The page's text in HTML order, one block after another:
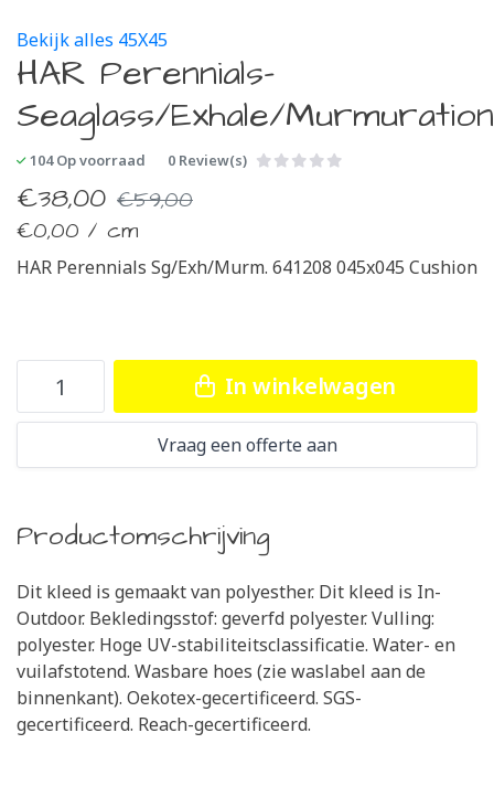
Bekijk alles 45X45
HAR Perennials-
Seaglass/Exhale/Murmuration
104Op voorraad 0 Review(s)
€38,00 €59,00
€0,00 / cm
HAR Perennials Sg/Exh/Murm. 641208 045x045 Cushion
In winkelwagen
Vraag een offerte aan
Productomschrijving
Dit kleed is gemaakt van polyesther. Dit kleed is In-
Outdoor. Bekledingsstof: geverfd polyester. Vulling:
polyester. Hoge UV-stabiliteitsclassificatie. Water- en
vuilafstotend. Wasbare hoes (zie waslabel aan de
binnenkant). Oekotex-gecertificeerd. SGS-
gecertificeerd. Reach-gecertificeerd.